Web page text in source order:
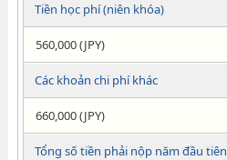
Tiền học phí (niên khóa)
560,000 (JPY)
Các khoản chi phí khác
660,000 (JPY)
Tổng số tiền phải nộp năm đầu tiên